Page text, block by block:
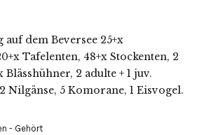
auf dem Beversee 25+x
Tafelenten, 48+x Stockenten, 2
Blässhühner, 2 adulte + 1 juv.
Nilgänse, 5 Komorane, 1 Eisvogel.
- Gehört